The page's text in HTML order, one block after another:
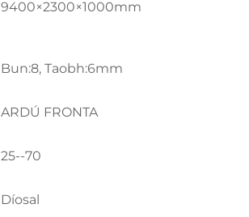
9400×2300×1000mm
Bun:8, Taobh:6mm
ARDÚ FRONTA
25--70
Díosal